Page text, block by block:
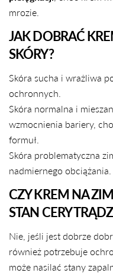
mrozie.
JAK DOBRAĆ
SKÓRY?
Skóra sucha i wrażliwa
ochronnych.
Skóra normalna i
wzmocnienia bariery,
formuł.
Skóra problematyczna
nadmiernego obciążania.
CZY KREM NA
STAN CERY
Nie, jeśli jest dobrze
również potrzebuje
może nasilać stany